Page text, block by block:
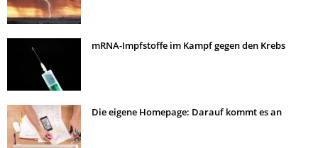
mRNA-Impfstoffe im Kampf gegen den Krebs
Die eigene Homepage: Darauf kommt es an